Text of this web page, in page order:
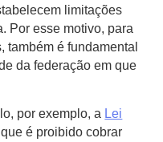
limitações
Por esse motivo, para
também é fundamental
da federação em que
por exemplo, a Lei
é proibido cobrar